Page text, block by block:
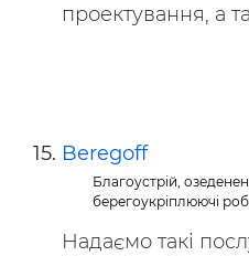
проектування, а
Beregoff
Благоустрій,
берегоукріплюючі
Надаємо такі